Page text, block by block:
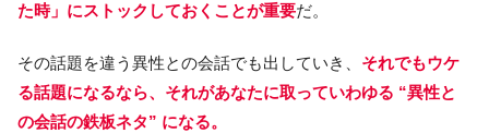
た時」にストックしておくことが重要だ。
その話題を違う異性との会話でも出していき、 それでもウケ
る話題になるなら、それがあなたに取っていわゆる “異性と
の会話の鉄板ネタ” になる。